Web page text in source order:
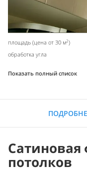
площадь (цена от 30 м2)
обработка угла
Показать полный список
Сатиновая
потолков